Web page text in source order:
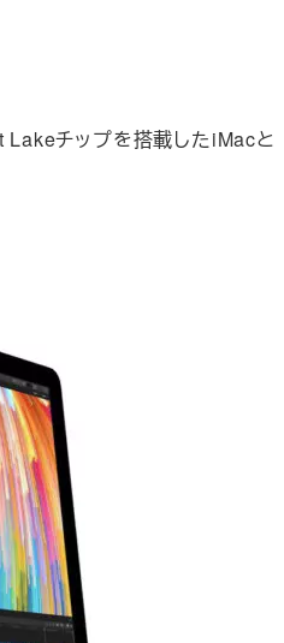
チップを搭載したiMacと